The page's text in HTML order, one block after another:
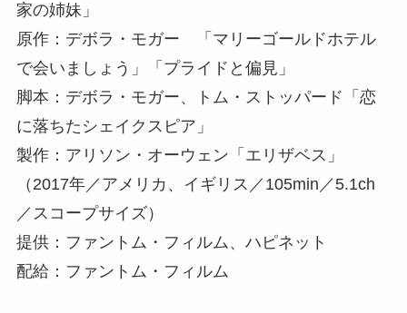
家の姉妹」
原作：デボラ・モガー 「マリーゴールドホテル
で会いましょう」「プライドと偏見」
脚本：デボラ・モガー、トム・ストッパード「恋
に落ちたシェイクスピア」
製作：アリソン・オーウェン「エリザベス」
（2017年／アメリカ、イギリス／105min／5.1ch
／スコープサイズ）
提供：ファントム・フィルム、ハピネット
配給：ファントム・フィルム